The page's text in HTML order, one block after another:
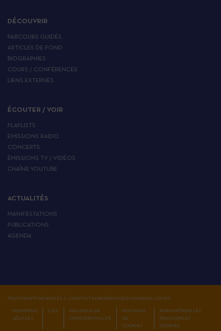
DÉCOUVRIR
PARCOURS GUIDÉS
ARTICLES DE FOND
BIOGRAPHIES
COURS / CONFÉRENCES
LIENS EXTERNES
ÉCOUTER / VOIR
PLAYLISTS
EMISSIONS RADIO
CONCERTS
ÉMISSIONS TV / VIDÉOS
CHAÎNE YOUTUBE
ACTUALITÉS
MANIFESTATIONS
PUBLICATIONS
AGENDA
TOUS DROITS RÉSERVÉS À L'INSTITUT EUROPÉEN DES MUSIQUES JUIVES
MENTIONS
LÉGALES
CGV
POLITIQUE DE
CONFIDENTIALITÉ
POLITIQUE
DE
COOKIES
PARAMÉTRER LES
TRACEURS ET
COOKIES